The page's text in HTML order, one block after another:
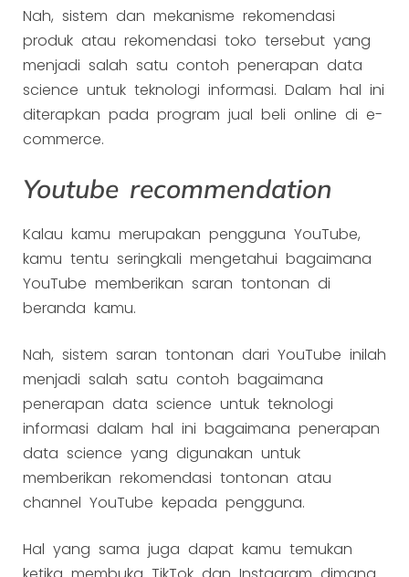
Nah, sistem dan mekanisme rekomendasi
produk atau rekomendasi toko tersebut yang
menjadi salah satu contoh penerapan data
science untuk teknologi informasi. Dalam hal ini
diterapkan pada program jual beli online di e-
commerce.
Youtube recommendation
Kalau kamu merupakan pengguna YouTube,
kamu tentu seringkali mengetahui bagaimana
YouTube memberikan saran tontonan di
beranda kamu.
Nah, sistem saran tontonan dari YouTube inilah
menjadi salah satu contoh bagaimana
penerapan data science untuk teknologi
informasi dalam hal ini bagaimana penerapan
data science yang digunakan untuk
memberikan rekomendasi tontonan atau
channel YouTube kepada pengguna.
Hal yang sama juga dapat kamu temukan